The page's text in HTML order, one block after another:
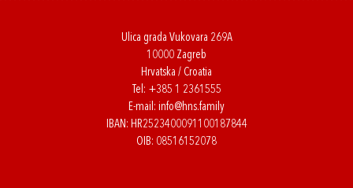
Ulica grada Vukovara 269A
10000 Zagreb
Hrvatska / Croatia
Tel: +385 1 2361555
E-mail: info@hns.family
IBAN: HR2523400091100187844
OIB: 08516152078